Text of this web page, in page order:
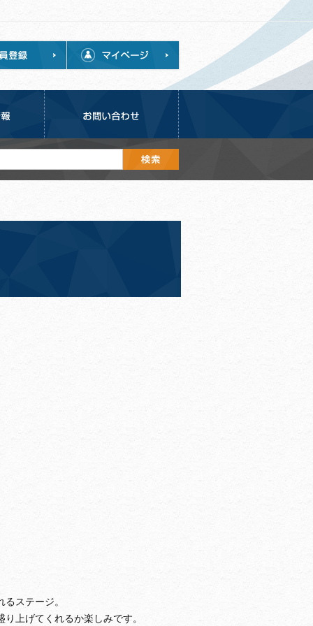
ステージ。
上げてくれるか楽しみです。